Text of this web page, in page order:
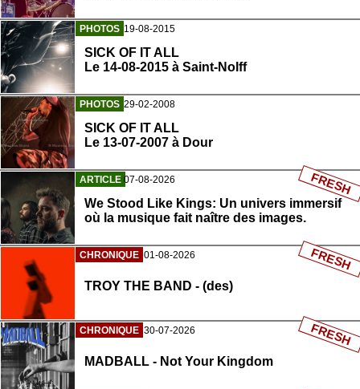
PHOTOS 19-08-2015
SICK OF IT ALL
Le 14-08-2015 à Saint-Nolff
PHOTOS 29-02-2008
SICK OF IT ALL
Le 13-07-2007 à Dour
ARTICLE 07-08-2026
We Stood Like Kings: Un univers immersif
où la musique fait naître des images.
FRESH
CHRONIQUE 01-08-2026
TROY THE BAND - (des)
FRESH
CHRONIQUE 30-07-2026
MADBALL - Not Your Kingdom
FRESH